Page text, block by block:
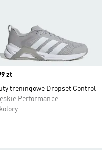
zł
treningowe Dropset Control
Performance